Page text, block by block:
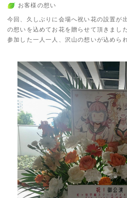
お客様の想い
今回、久しぶりに会場へ祝い花の設置が
の想いを込めてお花を贈らせて頂きまし
参加した一人一人、沢山の想いが込めら